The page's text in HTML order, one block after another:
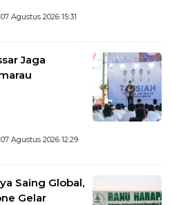
Agustus 2026 15:31
Jaga
Agustus 2026 12:29
Saing Global,
Gelar